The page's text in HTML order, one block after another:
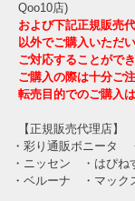
Qoo10店)
および下記正規販売
以外でご購入いただ
ご対応することができ
ご購入の際は十分ご
転売目的でのご購入
【正規販売代理店】
・彩り通販ボニータ
・ニッセン
・はぴね
・ベルーナ
・マック